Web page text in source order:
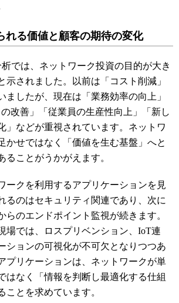
れる価値と顧客の期待の変化
析では、ネットワーク投資の目的が大き
示されました。以前は「コスト削減」
ましたが、現在は「業務効率の向上」
の改善」「従業員の生産性向上」「新し
」などが重視されています。ネットワ
かせではなく「価値を生む基盤」へと
ることがうかがえます。
ークを利用するアプリケーションを見
るのはセキュリティ関連であり、次に
らのエンドポイント監視が続きます。
場では、ロスプリベンション、IoT連
ションの可視化が不可欠となりつつあ
プリケーションは、ネットワークが単
はなく「情報を判断し最適化する仕組
ことを求めています。